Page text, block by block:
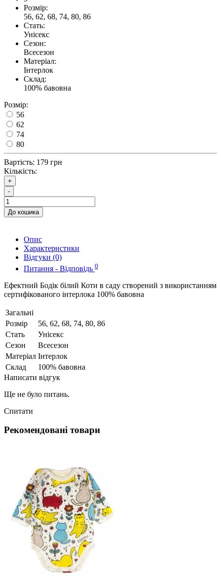
Розмір:
56, 62, 68, 74, 80, 86
Стать:
Унісекс
Сезон:
Всесезон
Матеріал:
Інтерлок
Склад:
100% бавовна
Розмір:
56
62
74
80
Вартість: 179 грн
Кількість:
+
-
До кошика
Опис
Характеристики
Відгуки (0)
Питання - Відповідь 0
Ефектний Бодік білий Коти в саду створений з використанням
сертифікованого інтерлока 100% бавовна
Загальні
Розмір
56, 62, 68, 74, 80, 86
Стать
Унісекс
Сезон
Всесезон
Матеріал Інтерлок
Склад
100% бавовна
Написати відгук
Ще не було питань.
Спитати
Рекомендовані товари